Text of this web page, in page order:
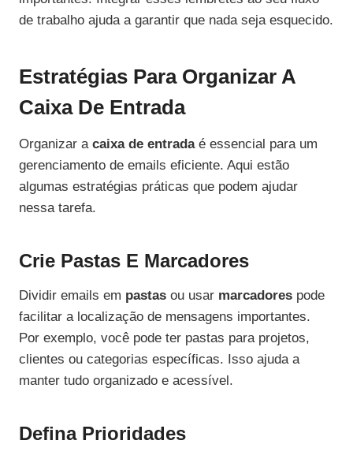
de trabalho ajuda a garantir que nada seja esquecido.
Estratégias Para Organizar A
Caixa De Entrada
Organizar a caixa de entradaé essencial para um
gerenciamento de emails eficiente. Aqui estão
algumas estratégias práticas que podem ajudar
nessa tarefa.
Crie Pastas E Marcadores
Dividir emails em pastas ou usar marcadores pode
facilitar a localização de mensagens importantes.
Por exemplo, você pode ter pastas para projetos,
clientes ou categorias específicas. Isso ajuda a
manter tudo organizado e acessível.
Defina Prioridades